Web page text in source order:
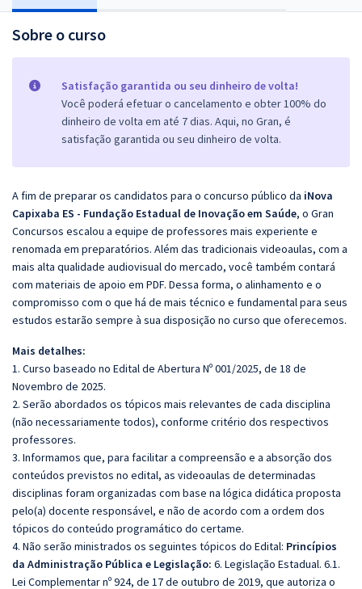
Sobre o curso
Satisfação garantida ou seu dinheiro de volta!
Você poderá efetuar o cancelamento e obter 100% do
dinheiro de volta em até 7 dias. Aqui, no Gran, é
satisfação garantida ou seu dinheiro de volta.
A fim de preparar os candidatos para o concurso público da iNova
Capixaba ES - Fundação Estadual de Inovação em Saúde, o Gran
Concursos escalou a equipe de professores mais experiente e
renomada em preparatórios. Além das tradicionais videoaulas, com a
mais alta qualidade audiovisual do mercado, você também contará
com materiais de apoio em PDF. Dessa forma, o alinhamento e o
compromisso com o que há de mais técnico e fundamental para seus
estudos estarão sempre à sua disposição no curso que oferecemos.
Mais detalhes:
1. Curso baseado no Edital de Abertura Nº 001/2025, de 18 de
Novembro de 2025.
2. Serão abordados os tópicos mais relevantes de cada disciplina
(não necessariamente todos), conforme critério dos respectivos
professores.
3. Informamos que, para facilitar a compreensão e a absorção dos
conteúdos previstos no edital, as videoaulas de determinadas
disciplinas foram organizadas com base na lógica didática proposta
pelo(a) docente responsável, e não de acordo com a ordem dos
tópicos do conteúdo programático do certame.
4. Não serão ministrados os seguintes tópicos do Edital: Princípios
da Administração Pública e Legislação: 6. Legislação Estadual. 6.1.
Lei Complementar nº 924, de 17 de outubro de 2019, que autoriza o